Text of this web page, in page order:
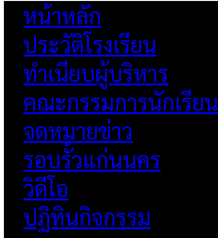
หน้าหลัก
ประวัติโรงเรียน
ทำเนียบผู้บริหาร
คณะกรรมการนักเรียน
จดหมายข่าว
รอบรั้วแก่นนคร
วิดีโอ
ปฏิทินกิจกรรม